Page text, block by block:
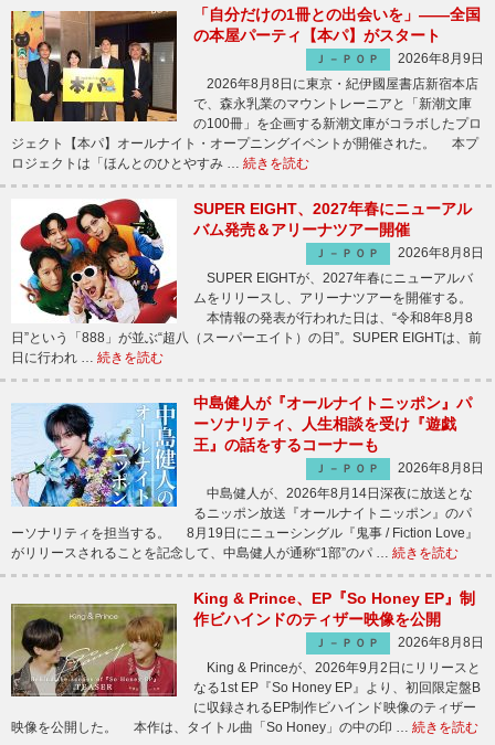
「自分だけの1冊との出会いを」――全国
の本屋パーティ【本パ】がスタート
Ｊ－ＰＯＰ
2026年8月9日
2026年8月8日に東京・紀伊國屋書店新宿本店
で、森永乳業のマウントレーニアと「新潮文庫
の100冊」を企画する新潮文庫がコラボしたプロ
ジェクト【本パ】オールナイト・オープニングイベントが開催された。 本プ
ロジェクトは「ほんとのひとやすみ … 続きを読む
SUPER EIGHT、2027年春にニューアル
バム発売＆アリーナツアー開催
Ｊ－ＰＯＰ
2026年8月8日
SUPER EIGHTが、2027年春にニューアルバ
ムをリリースし、アリーナツアーを開催する。
本情報の発表が行われた日は、“令和8年8月8
日”という「888」が並ぶ“超八（スーパーエイト）の日”。SUPER EIGHTは、前
日に行われ … 続きを読む
中島健人が『オールナイトニッポン』パ
ーソナリティ、人生相談を受け『遊戯
王』の話をするコーナーも
Ｊ－ＰＯＰ
2026年8月8日
中島健人が、2026年8月14日深夜に放送とな
るニッポン放送『オールナイトニッポン』のパ
ーソナリティを担当する。 8月19日にニューシングル『鬼事 / Fiction Love』
がリリースされることを記念して、中島健人が通称“1部”のパ … 続きを読む
King & Prince、EP『So Honey EP』制
作ビハインドのティザー映像を公開
Ｊ－ＰＯＰ
2026年8月8日
King & Princeが、2026年9月2日にリリースと
なる1st EP『So Honey EP』より、初回限定盤B
に収録されるEP制作ビハインド映像のティザー
映像を公開した。 本作は、タイトル曲「So Honey」の中の印 … 続きを読む